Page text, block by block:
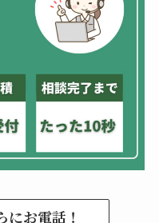
お電話！